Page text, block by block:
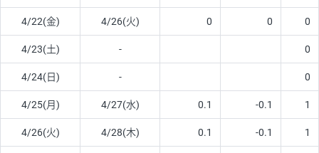
4/22(金) 4/26(火) 0 0 0
4/23(土) - 0
4/24(日) - 0
4/25(月) 4/27(水) 0.1 -0.1 1
4/26(火) 4/28(木) 0.1 -0.1 1